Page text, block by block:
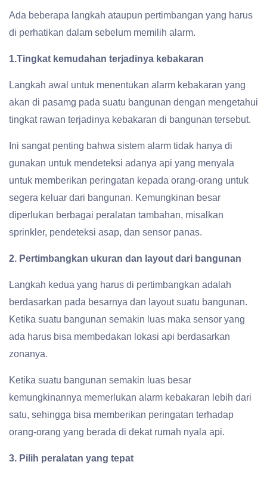
Ada beberapa langkah ataupun pertimbangan yang harus
di perhatikan dalam sebelum memilih alarm.
1.Tingkat kemudahan terjadinya kebakaran
Langkah awal untuk menentukan alarm kebakaran yang
akan di pasamg pada suatu bangunan dengan mengetahui
tingkat rawan terjadinya kebakaran di bangunan tersebut.
Ini sangat penting bahwa sistem alarm tidak hanya di
gunakan untuk mendeteksi adanya api yang menyala
untuk memberikan peringatan kepada orang-orang untuk
segera keluar dari bangunan. Kemungkinan besar
diperlukan berbagai peralatan tambahan, misalkan
sprinkler, pendeteksi asap, dan sensor panas.
2. Pertimbangkan ukuran dan layout dari bangunan
Langkah kedua yang harus di pertimbangkan adalah
berdasarkan pada besarnya dan layout suatu bangunan.
Ketika suatu bangunan semakin luas maka sensor yang
ada harus bisa membedakan lokasi api berdasarkan
zonanya.
Ketika suatu bangunan semakin luas besar
kemungkinannya memerlukan alarm kebakaran lebih dari
satu, sehingga bisa memberikan peringatan terhadap
orang-orang yang berada di dekat rumah nyala api.
3. Pilih peralatan yang tepat